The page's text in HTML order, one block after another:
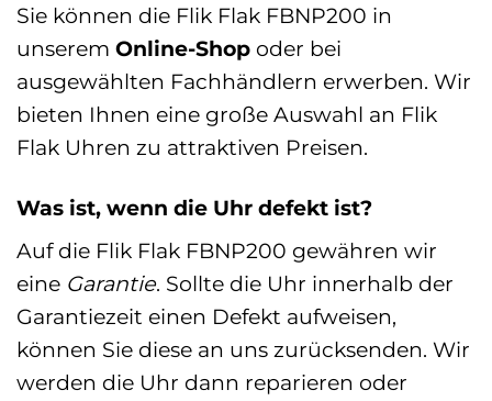
Sie können die Flik Flak FBNP200 in
unserem Online-Shop oder bei
ausgewählten Fachhändlern erwerben. Wir
bieten Ihnen eine große Auswahl an Flik
Flak Uhren zu attraktiven Preisen.
Was ist, wenn die Uhr defekt ist?
Auf die Flik Flak FBNP200 gewähren wir
eine Garantie. Sollte die Uhr innerhalb der
Garantiezeit einen Defekt aufweisen,
können Sie diese an uns zurücksenden. Wir
werden die Uhr dann reparieren oder